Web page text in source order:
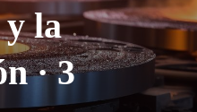
la
· 3